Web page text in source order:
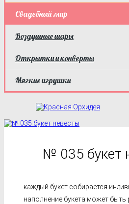
Свадебный мир
Воздушные шары
Открытки и конверты
Мягкие игрушки
№ 035 букет
каждый букет собирается
наполнение букета может